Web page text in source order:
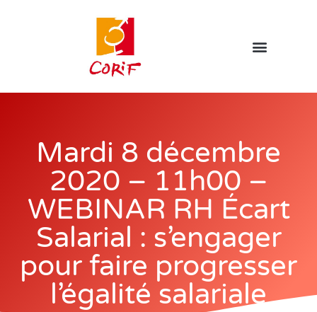
Mardi 8 décembre
2020 – 11h00 –
WEBINAR RH Écart
Salarial : s’engager
pour faire progresser
l’égalité salariale